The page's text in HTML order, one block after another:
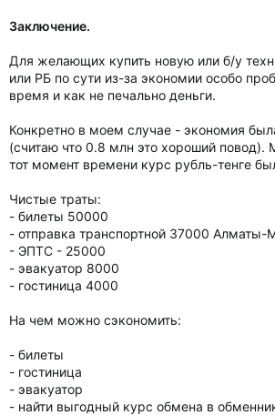
Заключение.
Для желающих купить новую или б/у
или РБ по сути из-за экономии особо
время и как не печально деньги.
Конкретно в моем случае - экономия
(считаю что 0.8 млн это хороший повод).
тот момент времени курс рубль-тенге
Чистые траты:
- билеты 50000
- отправка транспортной 37000 Алматы-
- ЭПТС - 25000
- эвакуатор 8000
- гостиница 4000
На чем можно сэкономить:
- билеты
- гостиница
- эвакуатор
- найти выгодный курс обмена в